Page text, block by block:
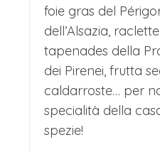
foie gras del
dell’Alsazia,
tapenades della
dei Pirenei, frutta
caldarroste… per
specialità della
spezie!